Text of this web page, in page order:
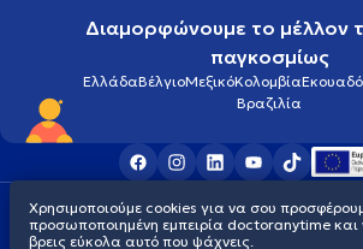
Διαμορφώνουμε το μέλλον
παγκοσμίως
ΕλλάδαΒέλγιοΜεξικόΚολομβία
Βραζιλία
Οροι χρήσηςCookiesΠολιτική προστασίας
© 2026 doctoranytime
Χρησιμοποιούμε cookies για να σου
προσωποποιημένη εμπειρία doctoranytime
βρεις εύκολα αυτό που ψάχνεις.